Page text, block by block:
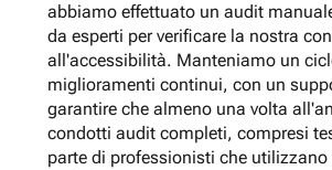
abbiamo effettuato un audit
da esperti per verificare la nostra
all'accessibilità. Manteniamo un
miglioramenti continui, con un
garantire che almeno una volta
condotti audit completi, compresi
parte di professionisti che